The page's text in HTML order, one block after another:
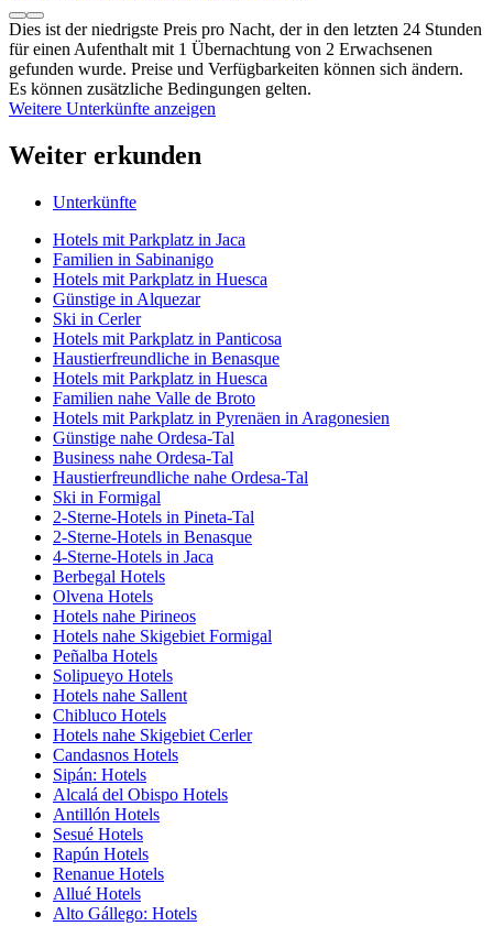
Dies ist der niedrigste Preis pro Nacht, der in den letzten 24 Stunden
für einen Aufenthalt mit 1 Übernachtung von 2 Erwachsenen
gefunden wurde. Preise und Verfügbarkeiten können sich ändern.
Es können zusätzliche Bedingungen gelten.
Weitere Unterkünfte anzeigen
Weiter erkunden
Unterkünfte
Hotels mit Parkplatz in Jaca
Familien in Sabinanigo
Hotels mit Parkplatz in Huesca
Günstige in Alquezar
Ski in Cerler
Hotels mit Parkplatz in Panticosa
Haustierfreundliche in Benasque
Hotels mit Parkplatz in Huesca
Familien nahe Valle de Broto
Hotels mit Parkplatz in Pyrenäen in Aragonesien
Günstige nahe Ordesa-Tal
Business nahe Ordesa-Tal
Haustierfreundliche nahe Ordesa-Tal
Ski in Formigal
2-Sterne-Hotels in Pineta-Tal
2-Sterne-Hotels in Benasque
4-Sterne-Hotels in Jaca
Berbegal Hotels
Olvena Hotels
Hotels nahe Pirineos
Hotels nahe Skigebiet Formigal
Peñalba Hotels
Solipueyo Hotels
Hotels nahe Sallent
Chibluco Hotels
Hotels nahe Skigebiet Cerler
Candasnos Hotels
Sipán: Hotels
Alcalá del Obispo Hotels
Antillón Hotels
Sesué Hotels
Rapún Hotels
Renanue Hotels
Allué Hotels
Alto Gállego: Hotels